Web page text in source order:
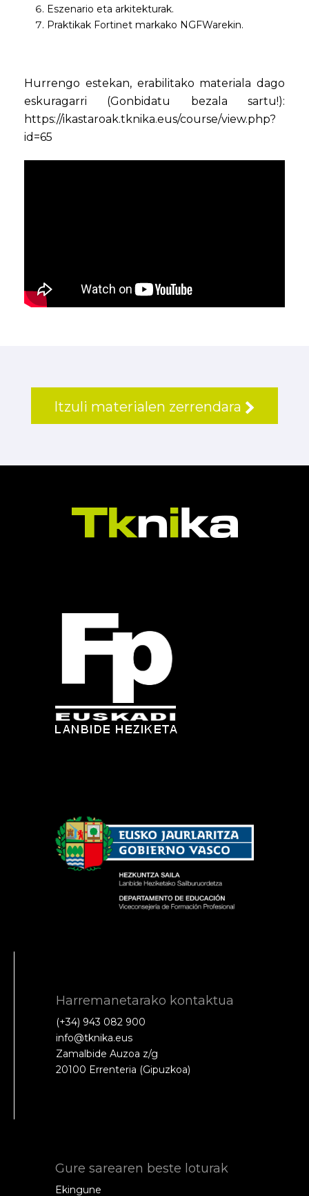
Eszenario eta arkitekturak.
Praktikak Fortinet markako NGFWarekin.
Hurrengo estekan, erabilitako materiala dago
eskuragarri (Gonbidatu bezala sartu!):
https://ikastaroak.tknika.eus/course/view.php?
id=65
Itzuli materialen zerrendara
Harremanetarako kontaktua
(+34) 943 082 900
info@tknika.eus
Zamalbide Auzoa z/g
20100 Errenteria (Gipuzkoa)
Gure sarearen beste loturak
Ekingune